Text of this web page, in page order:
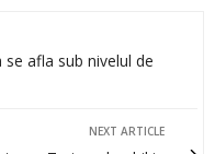
afla sub nivelul de
NEXT ARTICLE